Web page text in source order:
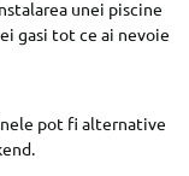
unei piscine
gasi tot ce ai nevoie
pot fi alternative